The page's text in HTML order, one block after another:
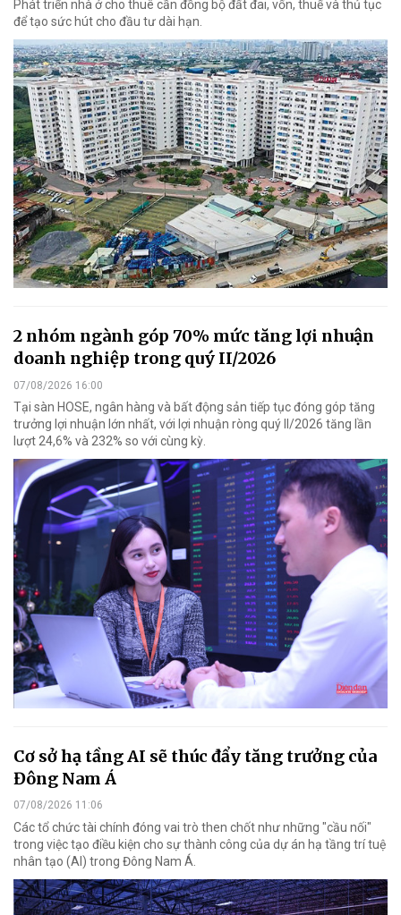
Phát triển nhà ở cho thuê cần đồng bộ đất đai, vốn, thuế và thủ tục
để tạo sức hút cho đầu tư dài hạn.
2 nhóm ngành góp 70% mức tăng lợi nhuận
doanh nghiệp trong quý II/2026
07/08/2026 16:00
Tại sàn HOSE, ngân hàng và bất động sản tiếp tục đóng góp tăng
trưởng lợi nhuận lớn nhất, với lợi nhuận ròng quý II/2026 tăng lần
lượt 24,6% và 232% so với cùng kỳ.
Cơ sở hạ tầng AI sẽ thúc đẩy tăng trưởng của
Đông Nam Á
07/08/2026 11:06
Các tổ chức tài chính đóng vai trò then chốt như những "cầu nối"
trong việc tạo điều kiện cho sự thành công của dự án hạ tầng trí tuệ
nhân tạo (AI) trong Đông Nam Á.